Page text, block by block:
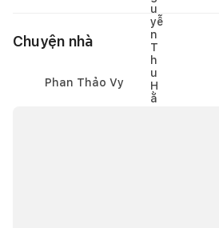
Chuyện nhà
Phan Thảo Vy